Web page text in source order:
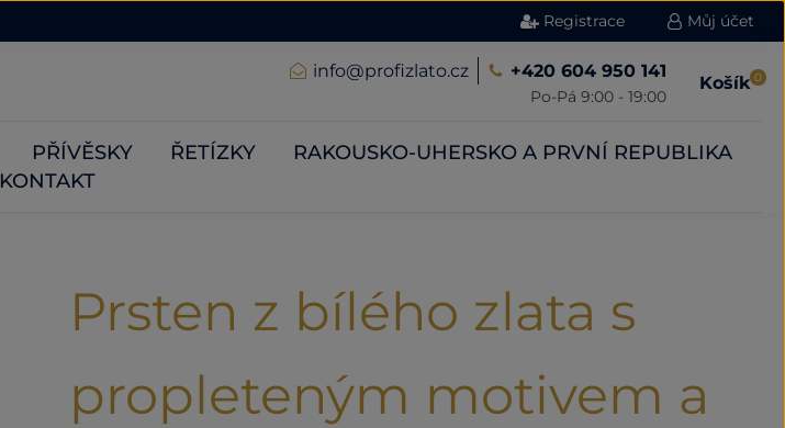
Registrace Můj účet
info@profizlato.cz +420 604 950 141
Po-Pá 9:00 - 19:00
Košík 0
PŘÍVĚSKY ŘETÍZKY
RAKOUSKO-UHERSKO A PRVNÍ REPUBLIKA
KONTAKT
Prsten z bílého zlata s
propleteným motivem a